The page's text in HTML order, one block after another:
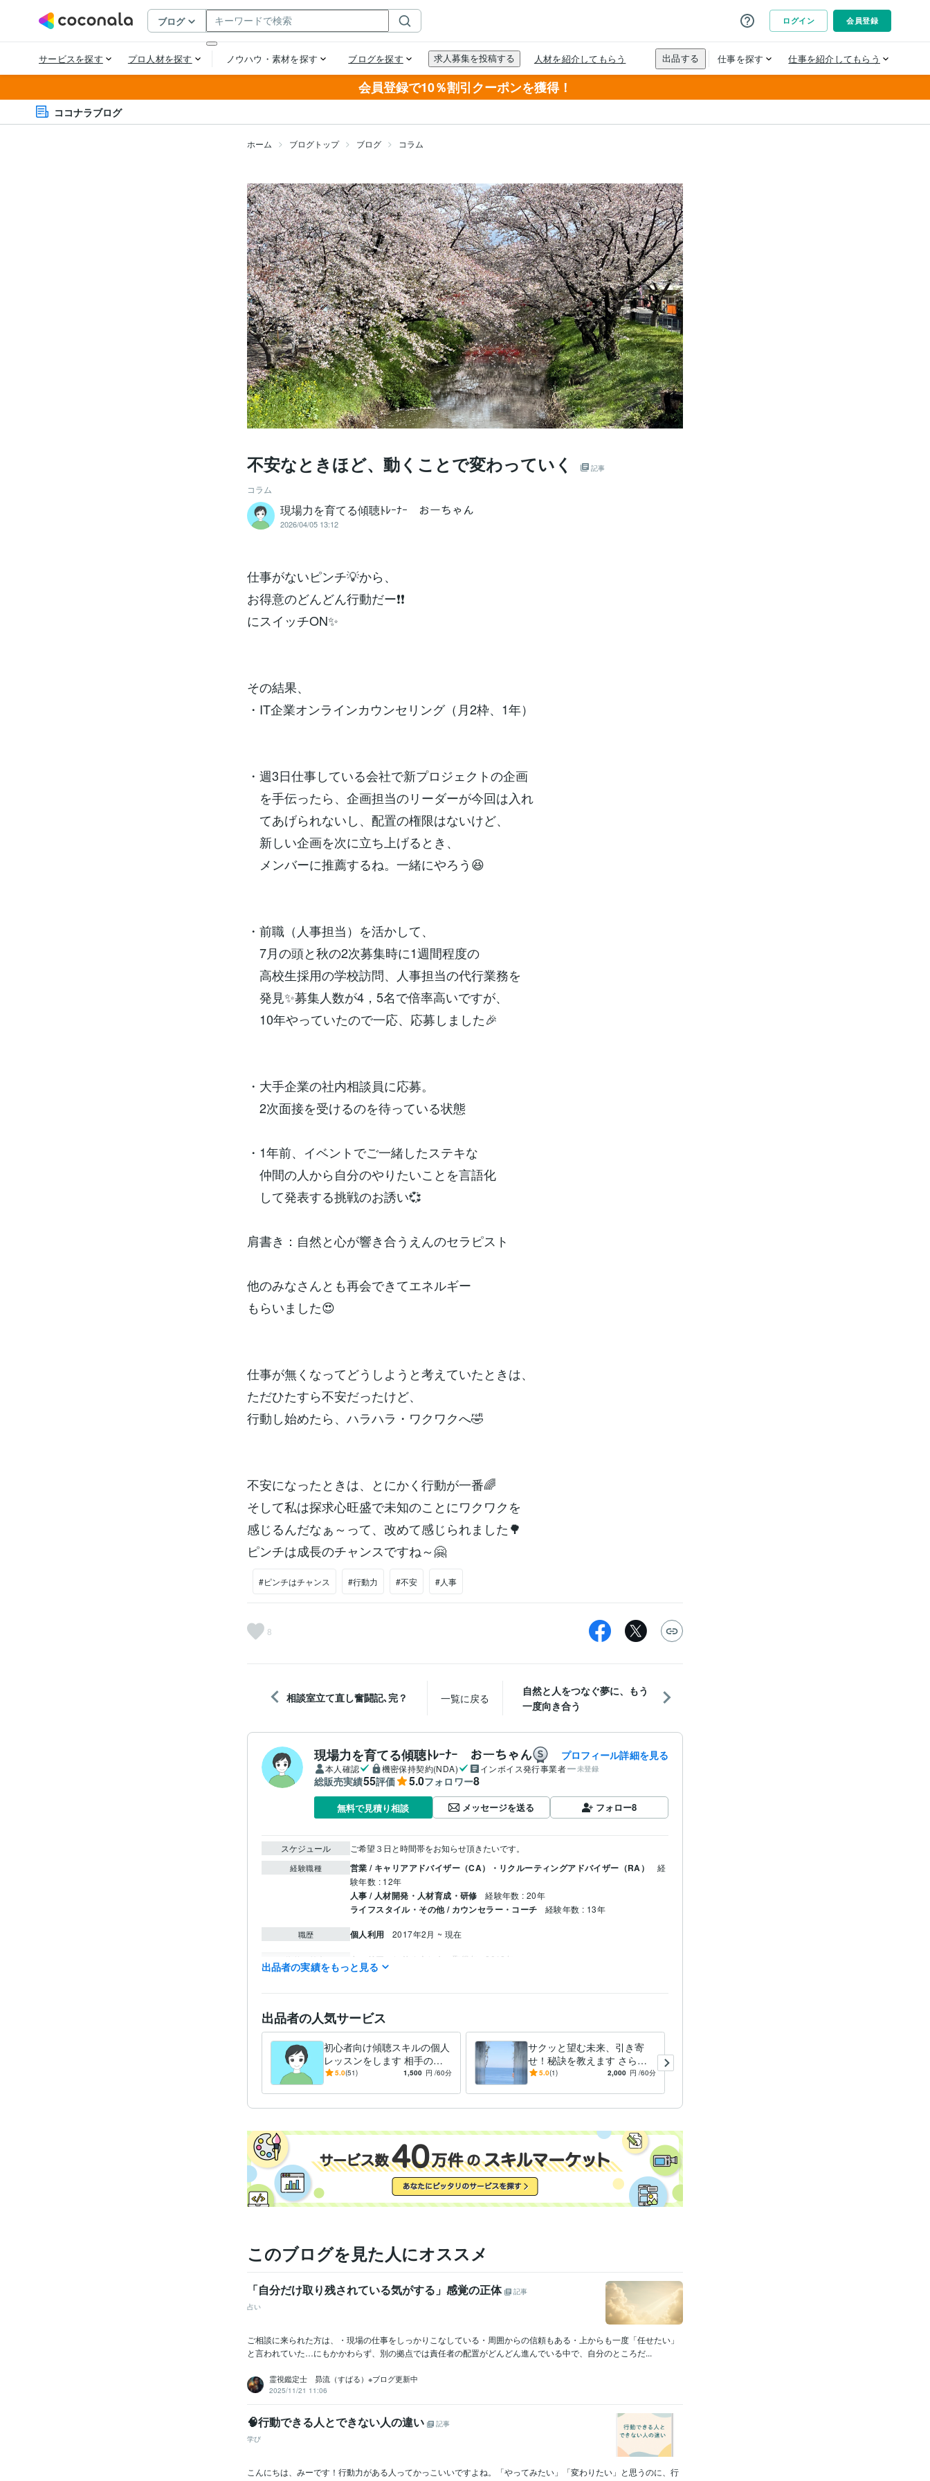
会員登録で10％割引クーポンを獲得！
ココナラブログ
ホーム ブログトップ ブログ コラム
不安なときほど、動くことで変わっていく 記事
コラム
現場力を育てる傾聴ﾄﾚｰﾅｰ おーちゃん
2026/04/05 13:12
仕事がないピンチ💡から、
お得意のどんどん行動だー❗❗
にスイッチON✨
その結果、
・IT企業オンラインカウンセリング（月2枠、1年）
・週3日仕事している会社で新プロジェクトの企画
を手伝ったら、企画担当のリーダーが今回は入れ
てあげられないし、配置の権限はないけど、
新しい企画を次に立ち上げるとき、
メンバーに推薦するね。一緒にやろう😆
・前職（人事担当）を活かして、
7月の頭と秋の2次募集時に1週間程度の
高校生採用の学校訪問、人事担当の代行業務を
発見✨募集人数が4，5名で倍率高いですが、
10年やっていたので一応、応募しました🎉
・大手企業の社内相談員に応募。
2次面接を受けるのを待っている状態
・1年前、イベントでご一緒したステキな
仲間の人から自分のやりたいことを言語化
して発表する挑戦のお誘い💞
肩書き：自然と心が響き合うえんのセラピスト
他のみなさんとも再会できてエネルギー
もらいました😍
仕事が無くなってどうしようと考えていたときは、
ただひたすら不安だったけど、
行動し始めたら、ハラハラ・ワクワクへ🤣
不安になったときは、とにかく行動が一番🌈
そして私は探求心旺盛で未知のことにワクワクを
感じるんだなぁ～って、改めて感じられました🌳
ピンチは成長のチャンスですね～🤗
#ピンチはチャンス #行動力 #不安 #人事
8
相談室立て直し奮闘記､完？ 一覧に戻る
自然と人をつなぐ夢に、もう
一度向き合う
現場力を育てる傾聴ﾄﾚｰﾅｰ おーちゃん プロフィール詳細を見る
本人確認 機密保持契約(NDA) インボイス発行事業者 未登録
総販売実績55評価 5.0フォロワー8
無料で見積り相談 メッセージを送る フォロー8
スケジュール ご希望３日と時間帯をお知らせ頂きたいです。
経験職種 営業 / キャリアアドバイザー（CA）・リクルーティングアドバイザー（RA）
経
験年数 : 12年
人事 / 人材開発・人材育成・研修 経験年数 : 20年
ライフスタイル・その他 / カウンセラー・コーチ 経験年数 : 13年
職歴 個人利用 2017年2月 ~ 現在
資格・検定 キャリアコンサルタント 取得年 : 2012年
産業カウンセラー
得意分野 悩み相談・カウンセリング
学習指導・資格・キャリア相談
学歴 明治大学 2013年3月 ~ 2017年2月
出品者の実績をもっと見る
出品者の人気サービス
初心者向け傾聴スキルの個人
レッスンをします 相手の心
と本音が分る話の聴き方です
5.0(51) 1,500 円 /60分
サクッと望む未来、引き寄
せ！秘訣を教えます さらっ
と成功するためのセルフイメ
5.0(1) 2,000 円 /60分
このブログを見た人にオススメ
「自分だけ取り残されている気がする」感覚の正体
記事
占い
ご相談に来られた方は、・現場の仕事をしっかりこなしている・周囲からの信頼もある・上からも一度「任せたい」
と言われていた…にもかかわらず、別の拠点では責任者の配置がどんどん進んでいる中で、自分のところだ...
霊視鑑定士 昴流（すばる）※ブログ更新中
2025/11/21 11:06
🧠行動できる人とできない人の違い
記事
学び
こんにちは、みーです！行動力がある人ってかっこいいですよね。「やってみたい」「変わりたい」と思うのに、行